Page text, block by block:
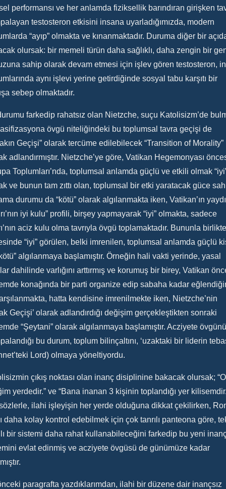
performansı ve her anlamda fiziksellik barındıran girişken
testosteron etkisini insana uyarladığımızda, modern
“ayıp” olmakta ve kınanmaktadır. Duruma diğer bir
olursak: bir memeli türün daha sağlıklı, daha zengin bir
sahip olarak devam etmesi için işlev gören testosteron,
aynı işlevi yerine getirdiğinde sosyal tabu karşıtı bir
sebep olmaktadır.
farkedip rahatsız olan Nietzche, suçu Katolisizm’de
övgü niteliğindeki bu toplumsal tavra geçişi de
Geçişi” olarak tercüme edilebilecek “Transition of Morality”
adlandırmıştır. Nietzche’ye göre, Vatikan Hegemonyası
Toplumları’nda, toplumsal anlamda güçlü ve etkili olmak
ve bunun tam zıttı olan, toplumsal bir etki yaratacak güce
durumu da “kötü” olarak algılanmakta iken, Vatikan’ın
iyi kulu” profili, birşey yapmayarak “iyi” olmakta, sadece
aciz kulu olma tavrıyla övgü toplamaktadır. Bununla
“iyi” görülen, belki imrenilen, toplumsal anlamda güçlü
algılanmaya başlamıştır. Örneğin hali vakti yerinde, yasal
dahilinde varlığını arttırmış ve korumuş bir birey, Vatikan
konağında bir parti organize edip sabaha kadar
hatta kendisine imrenilmekte iken, Nietzche’nin
Geçişi’ olarak adlandırdığı değişim gerçekleştikten sonraki
“Şeytani” olarak algılanmaya başlamıştır. Acziyete
bu durum, toplum bilinçaltını, ‘uzaktaki bir liderin
Lord) olmaya yöneltiyordu.
çıkış noktası olan inanç disiplinine bakacak olursak;
yerdedir.” ve “Bana inanan 3 kişinin toplandığı yer
ilahi işleyişin her yerde olduğuna dikkat çekilirken,
daha kolay kontrol edebilmek için çok tanrılı panteona göre,
bir sistemi daha rahat kullanabileceğini farkedip bu yeni
evlat edinmiş ve acziyete övgüsü de günümüze kadar
paragrafta yazdıklarımdan, ilahi bir düzene dair inançsız